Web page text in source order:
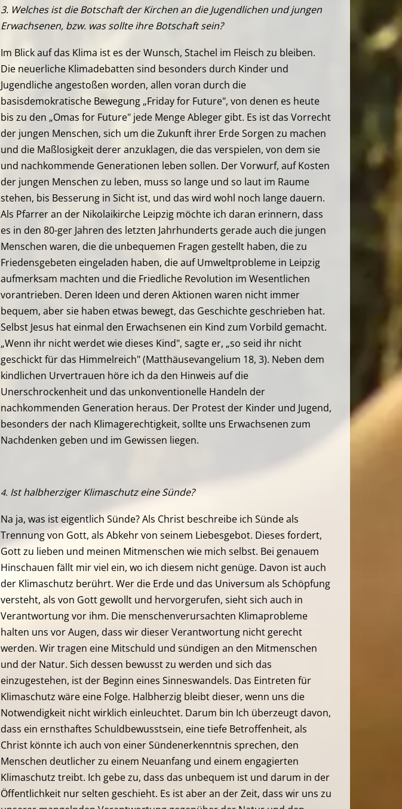
3. Welches ist die Botschaft der Kirchen an die Jugendlichen und jungen
Erwachsenen, bzw. was sollte ihre Botschaft sein?
Im Blick auf das Klima ist es der Wunsch, Stachel im Fleisch zu bleiben.
Die neuerliche Klimadebatten sind besonders durch Kinder und
Jugendliche angestoßen worden, allen voran durch die
basisdemokratische Bewegung „Friday for Future", von denen es heute
bis zu den „Omas for Future" jede Menge Ableger gibt. Es ist das Vorrecht
der jungen Menschen, sich um die Zukunft ihrer Erde Sorgen zu machen
und die Maßlosigkeit derer anzuklagen, die das verspielen, von dem sie
und nachkommende Generationen leben sollen. Der Vorwurf, auf Kosten
der jungen Menschen zu leben, muss so lange und so laut im Raume
stehen, bis Besserung in Sicht ist, und das wird wohl noch lange dauern.
Als Pfarrer an der Nikolaikirche Leipzig möchte ich daran erinnern, dass
es in den 80-ger Jahren des letzten Jahrhunderts gerade auch die jungen
Menschen waren, die die unbequemen Fragen gestellt haben, die zu
Friedensgebeten eingeladen haben, die auf Umweltprobleme in Leipzig
aufmerksam machten und die Friedliche Revolution im Wesentlichen
vorantrieben. Deren Ideen und deren Aktionen waren nicht immer
bequem, aber sie haben etwas bewegt, das Geschichte geschrieben hat.
Selbst Jesus hat einmal den Erwachsenen ein Kind zum Vorbild gemacht.
„Wenn ihr nicht werdet wie dieses Kind", sagte er, „so seid ihr nicht
geschickt für das Himmelreich" (Matthäusevangelium 18, 3). Neben dem
kindlichen Urvertrauen höre ich da den Hinweis auf die
Unerschrockenheit und das unkonventionelle Handeln der
nachkommenden Generation heraus. Der Protest der Kinder und Jugend,
besonders der nach Klimagerechtigkeit, sollte uns Erwachsenen zum
Nachdenken geben und im Gewissen liegen.
4. Ist halbherziger Klimaschutz eine Sünde?
Na ja, was ist eigentlich Sünde? Als Christ beschreibe ich Sünde als
Trennung von Gott, als Abkehr von seinem Liebesgebot. Dieses fordert,
Gott zu lieben und meinen Mitmenschen wie mich selbst. Bei genauem
Hinschauen fällt mir viel ein, wo ich diesem nicht genüge. Davon ist auch
der Klimaschutz berührt. Wer die Erde und das Universum als Schöpfung
versteht, als von Gott gewollt und hervorgerufen, sieht sich auch in
Verantwortung vor ihm. Die menschenverursachten Klimaprobleme
halten uns vor Augen, dass wir dieser Verantwortung nicht gerecht
werden. Wir tragen eine Mitschuld und sündigen an den Mitmenschen
und der Natur. Sich dessen bewusst zu werden und sich das
einzugestehen, ist der Beginn eines Sinneswandels. Das Eintreten für
Klimaschutz wäre eine Folge. Halbherzig bleibt dieser, wenn uns die
Notwendigkeit nicht wirklich einleuchtet. Darum bin Ich überzeugt davon,
dass ein ernsthaftes Schuldbewusstsein, eine tiefe Betroffenheit, als
Christ könnte ich auch von einer Sündenerkenntnis sprechen, den
Menschen deutlicher zu einem Neuanfang und einem engagierten
Klimaschutz treibt. Ich gebe zu, dass das unbequem ist und darum in der
Öffentlichkeit nur selten geschieht. Es ist aber an der Zeit, dass wir uns zu